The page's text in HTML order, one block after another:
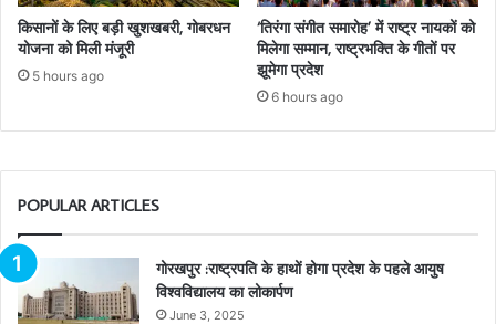
किसानों के लिए बड़ी खुशखबरी, गोबरधन
योजना को मिली मंजूरी
5 hours ago
‘तिरंगा संगीत समारोह’ में राष्ट्र नायकों को
मिलेगा सम्मान, राष्ट्रभक्ति के गीतों पर
झूमेगा प्रदेश
6 hours ago
POPULAR ARTICLES
गोरखपुर :राष्ट्रपति के हाथों होगा प्रदेश के पहले आयुष
विश्वविद्यालय का लोकार्पण
June 3, 2025